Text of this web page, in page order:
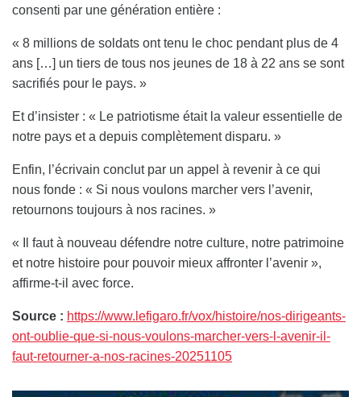
consenti par une génération entière :
« 8 millions de soldats ont tenu le choc pendant plus de 4
ans […] un tiers de tous nos jeunes de 18 à 22 ans se sont
sacrifiés pour le pays. »
Et d’insister : « Le patriotisme était la valeur essentielle de
notre pays et a depuis complètement disparu. »
Enfin, l’écrivain conclut par un appel à revenir à ce qui
nous fonde : « Si nous voulons marcher vers l’avenir,
retournons toujours à nos racines. »
« Il faut à nouveau défendre notre culture, notre patrimoine
et notre histoire pour pouvoir mieux affronter l’avenir »,
affirme-t-il avec force.
Source : https://www.lefigaro.fr/vox/histoire/nos-dirigeants-
ont-oublie-que-si-nous-voulons-marcher-vers-l-avenir-il-
faut-retourner-a-nos-racines-20251105